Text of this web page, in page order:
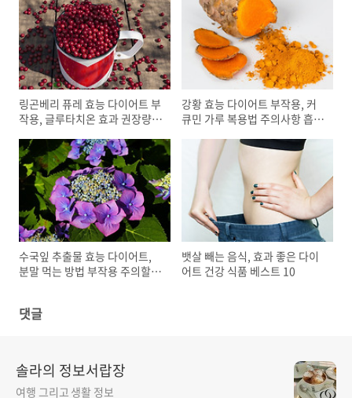
링곤베리 퓨레 효능 다이어트 부
작용, 글루타치온 효과 권장량
강황 효능 다이어트 부작용, 커
큐민 가루 복용법 주의사항 흡수
수국잎 추출물 효능 다이어트,
분말 먹는 방법 부작용 주의할
뱃살 빼는 음식, 효과 좋은 다이
어트 건강 식품 베스트 10
댓글
솔라의 정보서랍장
여행 그리고 생활 정보